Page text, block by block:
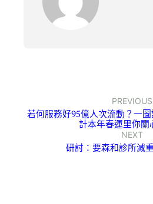
PREVIOUS
若何服務好95億人次流動？一
計本年春運里你關
NEXT
研討：要森和診所減